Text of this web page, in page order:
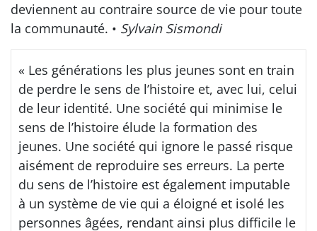
deviennent au contraire source de vie pour toute
la communauté. • Sylvain Sismondi
« Les générations les plus jeunes sont en train
de perdre le sens de l’histoire et, avec lui, celui
de leur identité. Une société qui minimise le
sens de l’histoire élude la formation des
jeunes. Une société qui ignore le passé risque
aisément de reproduire ses erreurs. La perte
du sens de l’histoire est également imputable
à un système de vie qui a éloigné et isolé les
personnes âgées, rendant ainsi plus difficile le